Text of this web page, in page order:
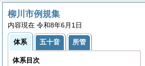
柳川市例規集
内容現在 令和8年6月1日
体系 五十音 所管
体系目次